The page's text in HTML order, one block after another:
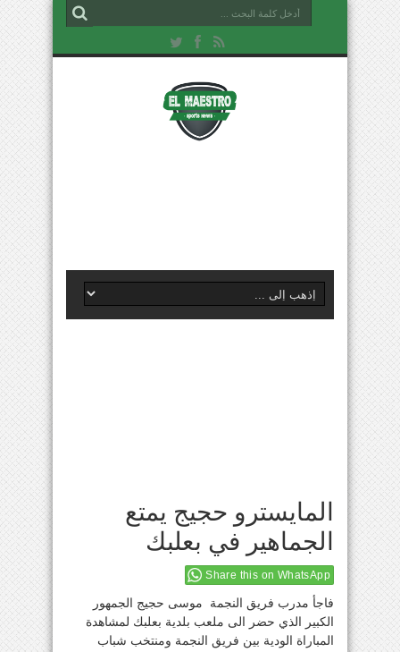
المايسترو حجيج يمتع
الجماهير في بعلبك
Share this on WhatsApp
فاجأ مدرب فريق النجمة موسى حجيج الجمهور
الكبير الذي حضر الى ملعب بلدية بعلبك لمشاهدة
المباراة الودية بين فريق النجمة ومنتخب شباب